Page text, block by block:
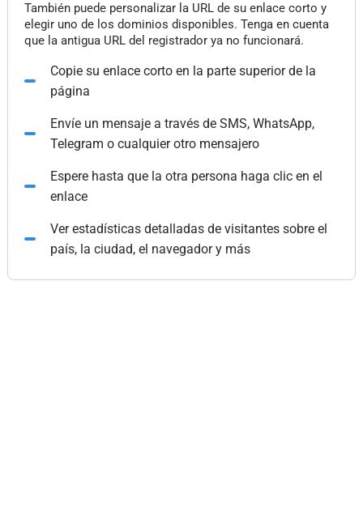
También puede personalizar la URL de su enlace corto y
elegir uno de los dominios disponibles. Tenga en cuenta
que la antigua URL del registrador ya no funcionará.
Copie su enlace corto en la parte superior de la
página
Envíe un mensaje a través de SMS, WhatsApp,
Telegram o cualquier otro mensajero
Espere hasta que la otra persona haga clic en el
enlace
Ver estadísticas detalladas de visitantes sobre el
país, la ciudad, el navegador y más